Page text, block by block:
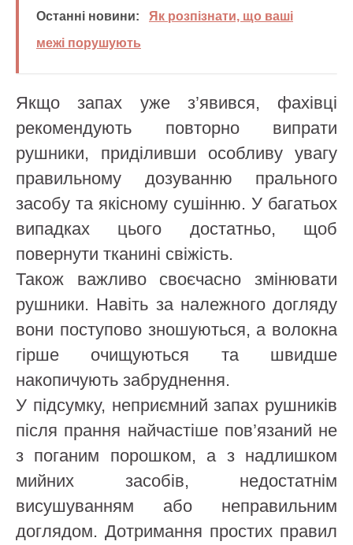
Останні новини:
Як розпізнати, що ваші
межі порушують
Якщо запах уже з’явився, фахівці
рекомендують повторно випрати
рушники, приділивши особливу увагу
правильному дозуванню прального
засобу та якісному сушінню. У багатьох
випадках цього достатньо, щоб
повернути тканині свіжість.
Також важливо своєчасно змінювати
рушники. Навіть за належного догляду
вони поступово зношуються, а волокна
гірше очищуються та швидше
накопичують забруднення.
У підсумку, неприємний запах рушників
після прання найчастіше пов’язаний не
з поганим порошком, а з надлишком
мийних засобів, недостатнім
висушуванням або неправильним
доглядом. Дотримання простих правил